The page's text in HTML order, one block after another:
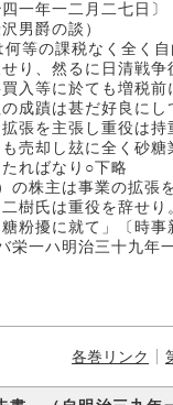
一年一二月二七日〕
爵の談）
等の課税なく全く
り、然るに日清戦
入等に於ても増税
成蹟は甚だ好良に
張を主張し重役は
売却し玆に全く砂
ればなり○下略
主は事業の拡張を
樹氏は重役を辞せ
粉擾に就て」〔時
ハ明治三十九年一
各巻リンク